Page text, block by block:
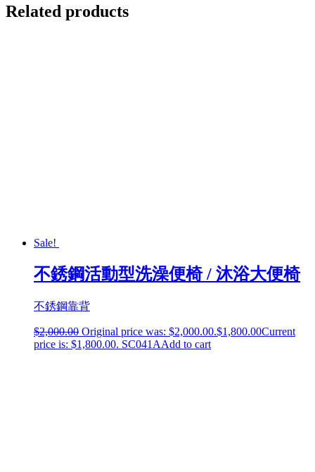
Related products
Sale!
不銹鋼活動型洗澡便椅 / 沐浴大便椅
不銹鋼靠背
$2,000.00 Original price was: $2,000.00.$1,800.00Current
price is: $1,800.00. SC041AAdd to cart